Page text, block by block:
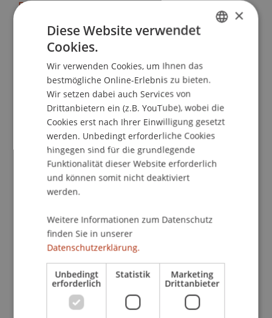
Entrepreneurship und Strategisches
Universität Liechtenstein
Fürst-Franz-Josef-Strasse
9490 Vaduz
Liechtenstein
T. +4232651156
frederik.riar@uni.li
Lehre
Ausbildung
×
Diese Website verwendet
Cookies.
Wir verwenden Cookies, um Ihnen das
bestmögliche Online-Erlebnis zu bieten.
Wir setzen dabei auch Services von
Drittanbietern ein (z.B. YouTube), wobei die
Cookies erst nach Ihrer Einwilligung gesetzt
werden. Unbedingt erforderliche Cookies
hingegen sind für die grundlegende
Funktionalität dieser Website erforderlich
und können somit nicht deaktiviert
werden.
Weitere Informationen zum Datenschutz
finden Sie in unserer
Datenschutzerklärung.
Unbedingt
erforderlich
Statistik Marketing
Drittanbieter